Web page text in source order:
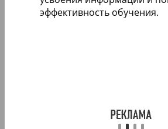
эффективность обучения.